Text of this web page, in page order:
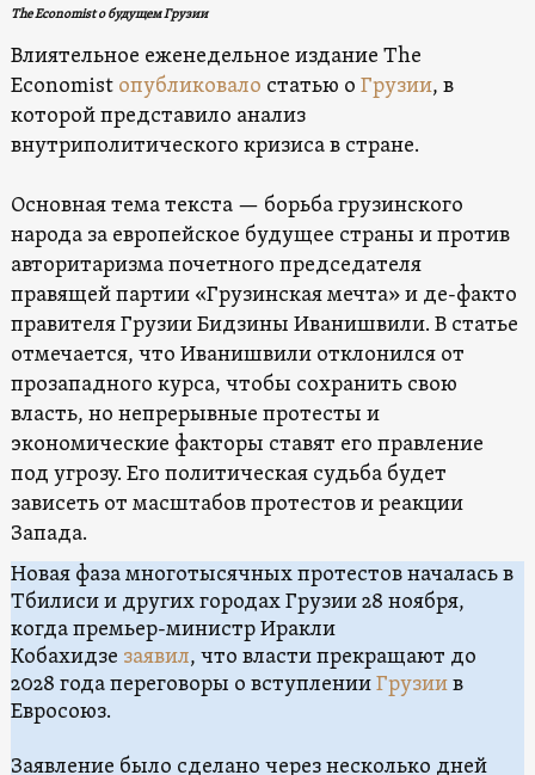
The Economist о будущем Грузии
Влиятельное еженедельное издание The
Economist опубликовало статью о Грузии, в
которой представило анализ
внутриполитического кризиса в стране.
Основная тема текста — борьба грузинского
народа за европейское будущее страны и против
авторитаризма почетного председателя
правящей партии «Грузинская мечта» и де-факто
правителя Грузии Бидзины Иванишвили. В статье
отмечается, что Иванишвили отклонился от
прозападного курса, чтобы сохранить свою
власть, но непрерывные протесты и
экономические факторы ставят его правление
под угрозу. Его политическая судьба будет
зависеть от масштабов протестов и реакции
Запада.
Новая фаза многотысячных протестов началась в
Тбилиси и других городах Грузии 28 ноября,
когда премьер-министр Иракли
Кобахидзе заявил, что власти прекращают до
2028 года переговоры о вступленииГрузиив
Евросоюз.
Заявление было сделано через несколько дней